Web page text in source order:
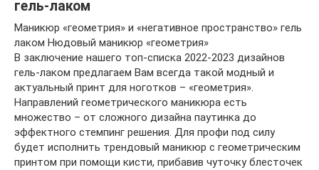
гель-лаком
Маникюр «геометрия» и «негативное пространство» гель
лаком Нюдовый маникюр «геометрия»
В заключение нашего топ-списка 2022-2023 дизайнов
гель-лаком предлагаем Вам всегда такой модный и
актуальный принт для ноготков – «геометрия».
Направлений геометрического маникюра есть
множество – от сложного дизайна паутинка до
эффектного стемпинг решения. Для профи под силу
будет исполнить трендовый маникюр с геометрическим
принтом при помощи кисти, прибавив чуточку блесточек